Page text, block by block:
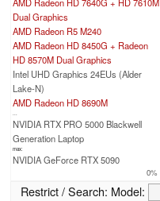
AMD Radeon HD 7640G + HD 7610M
Dual Graphics
AMD Radeon R5 M240
AMD Radeon HD 8450G + Radeon
HD 8570M Dual Graphics
Intel UHD Graphics 24EUs (Alder
Lake-N)
AMD Radeon HD 8690M
...
NVIDIA RTX PRO 5000 Blackwell
Generation Laptop
max:
NVIDIA GeForce RTX 5090
0%
Restrict / Search: Model: